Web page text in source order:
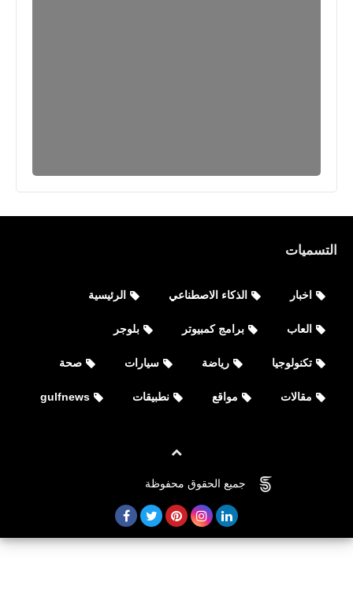
استعلام نظام الضمان الاجتماعي المطور
التسميات
اخبار الذكاء الاصطناعي الرئيسية
العاب برامج كمبيوتر بلوجر
تكنولوجيا رياضة سيارات صحة
مقالات مواقع نطبيقات gulfnews
جميع الحقوق محفوظة